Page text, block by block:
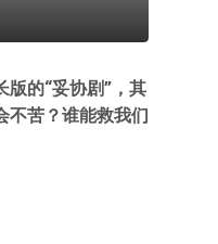
版的“妥协剧”，其
不苦？谁能救我们